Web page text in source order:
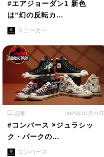
#エアジョーダン1 新色
は“幻の反転カ…
スニーカー
記事 2025年07月21日
#コンバース ×ジュラシッ
ク・パークの…
コンバース